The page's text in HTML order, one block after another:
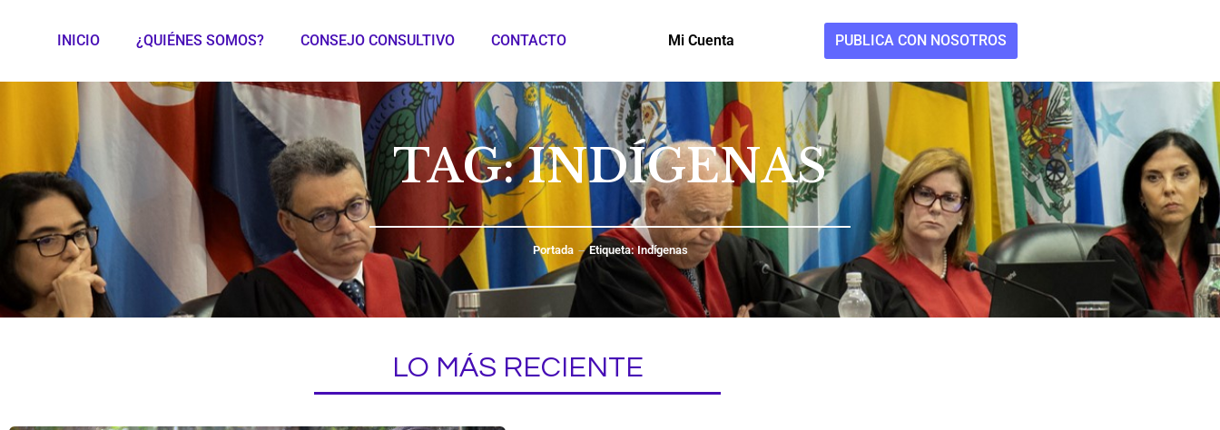
INICIO ¿QUIÉNES SOMOS? CONSEJO CONSULTIVO CONTACTO Mi Cuenta PUBLICA CON NOSOTROS
TAG: INDÍGENAS
Portada Etiqueta: Indígenas
LO MÁS RECIENTE